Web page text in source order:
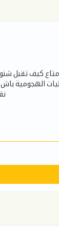
متاع كيف تقبل
الهجومية